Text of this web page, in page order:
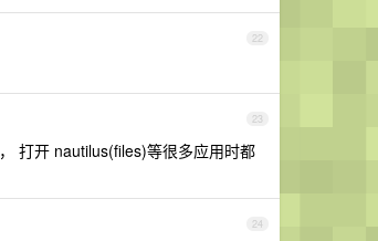
22
23
打开 nautilus(files)等很多应用时都
24